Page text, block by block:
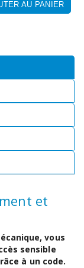
AU PANIER
et
vous
sensible
à un code.